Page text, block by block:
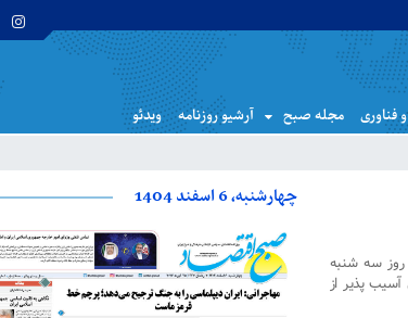
فناوری مجله صبح آرشیو روزنامه ویدئو
روز سه شنبه
آسیب پذیر از
چهارشنبه، 6 اسفند 1404